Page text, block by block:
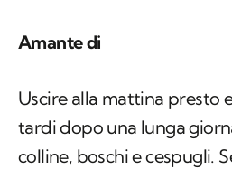
Amante di
Uscire alla mattina presto
tardi dopo una lunga
colline, boschi e cespugli.